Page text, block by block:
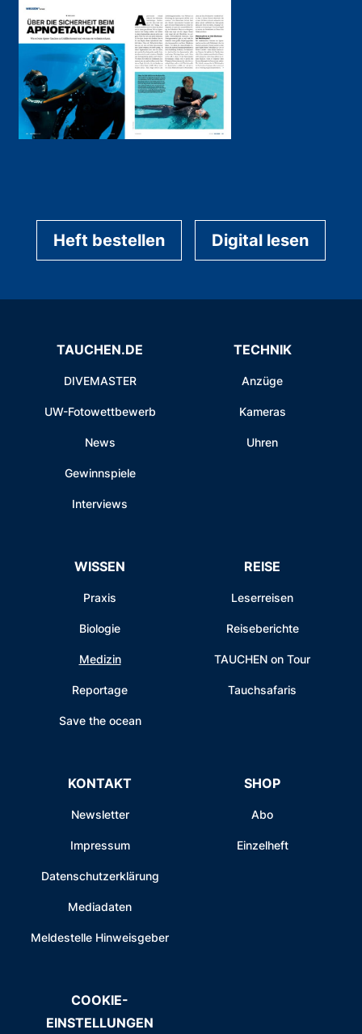
Heft bestellen Digital lesen
TAUCHEN.DE
DIVEMASTER
UW-Fotowettbewerb
News
Gewinnspiele
Interviews
TECHNIK
Anzüge
Kameras
Uhren
WISSEN
Praxis
Biologie
Medizin
Reportage
Save the ocean
REISE
Leserreisen
Reiseberichte
TAUCHEN on Tour
Tauchsafaris
KONTAKT
Newsletter
Impressum
Datenschutzerklärung
Mediadaten
Meldestelle Hinweisgeber
SHOP
Abo
Einzelheft
COOKIE-
EINSTELLUNGEN